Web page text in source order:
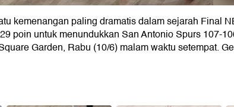
kemenangan paling dramatis dalam sejarah Final
poin untuk menundukkan San Antonio Spurs 107-
Garden, Rabu (10/6) malam waktu setempat.